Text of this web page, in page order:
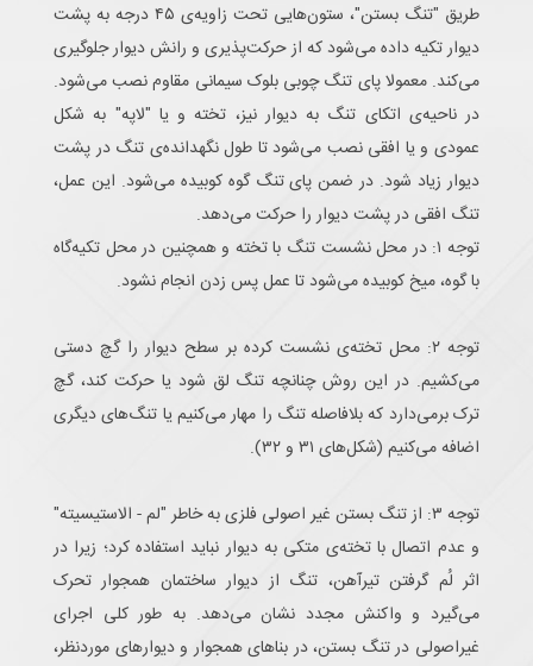
طریق "تنگ بستن"، ستون‌هایی تحت زاویه‌ی ۴۵ درجه به پشت
دیوار تکیه داده می‌شود که از حرکت‌پذیری و رانش دیوار جلوگیری
می‌کند. معمولا پای تنگ چوبی بلوک سیمانی مقاوم نصب می‌شود.
در ناحیه‌ی اتکای تنگ به دیوار نیز، تخته و یا "لاپه" به شکل
عمودی و یا افقی نصب می‌شود تا طول نگهدانده‌ی تنگ در پشت
دیوار زیاد شود. در ضمن پای تنگ گوه کوبیده می‌شود. این عمل،
تنگ افقی در پشت دیوار را حرکت می‌دهد.
توجه ۱: در محل نشست تنگ با تخته و همچنین در محل تکیه‌گاه
با گوه، میخ کوبیده می‌شود تا عمل پس زدن انجام نشود.
توجه ۲: محل تخته‌ی نشست کرده بر سطح دیوار را گچ دستی
می‌کشیم. در این روش چنانچه تنگ لق شود یا حرکت کند، گچ
ترک برمی‌دارد که بلافاصله تنگ را مهار می‌کنیم یا تنگ‌های دیگری
اضافه می‌کنیم (شکل‌های ۳۱ و ۳۲).
توجه ۳: از تنگ بستن غیر اصولی فلزی به خاطر "لم - الاستیسیته"
و عدم اتصال با تخته‌ی متکی به دیوار نباید استفاده کرد؛ زیرا در
اثر لُم گرفتن تیرآهن، تنگ از دیوار ساختمان همجوار تحرک
می‌گیرد و واکنش مجدد نشان می‌دهد. به طور کلی اجرای
غیراصولی در تنگ بستن، در بناهای همجوار و دیوارهای موردنظر،